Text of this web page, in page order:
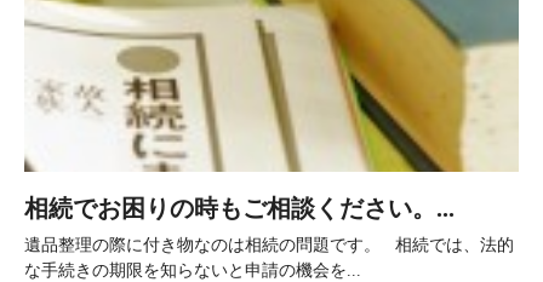
相続でお困りの時もご相談ください。...
遺品整理の際に付き物なのは相続の問題です。 相続では、法的
な手続きの期限を知らないと申請の機会を...